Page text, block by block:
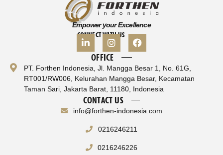
Empower your Excellence
CONNECT WITH US
OFFICE
PT. Forthen Indonesia, Jl. Mangga Besar 1, No. 61G,
RT001/RW006, Kelurahan Mangga Besar, Kecamatan
Taman Sari, Jakarta Barat, 11180, Indonesia
CONTACT US
info@forthen-indonesia.com
0216246211
0216246226